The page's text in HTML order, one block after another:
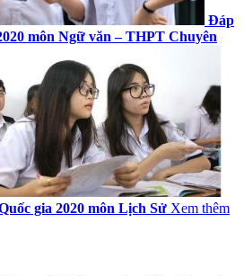
Đáp
môn Ngữ văn – THPT Chuyên
gia 2020 môn Lịch Sử Xem thêm